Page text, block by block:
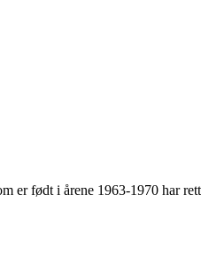
er født i årene 1963-1970 har